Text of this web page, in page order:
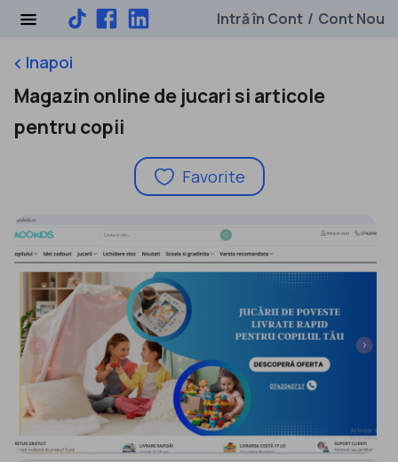
Intră în Cont / Cont Nou
keyboard_arrow_leftInapoi
Magazin online de jucari si articole
pentru copii
Favorite